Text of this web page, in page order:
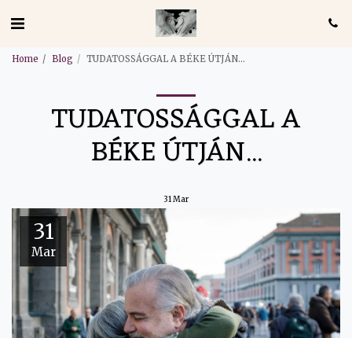
Home Blog TUDATOSSÁGGAL A BÉKE ÚTJÁN...
TUDATOSSÁGGAL A
BÉKE ÚTJÁN...
31Mar
31
Mar